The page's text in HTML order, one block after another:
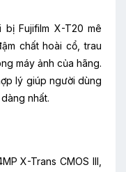
bị Fujifilm X-T20 mê
chất hoài cổ, trau
máy ảnh của hãng.
lý giúp người dùng
nhất.
X-Trans CMOS III,